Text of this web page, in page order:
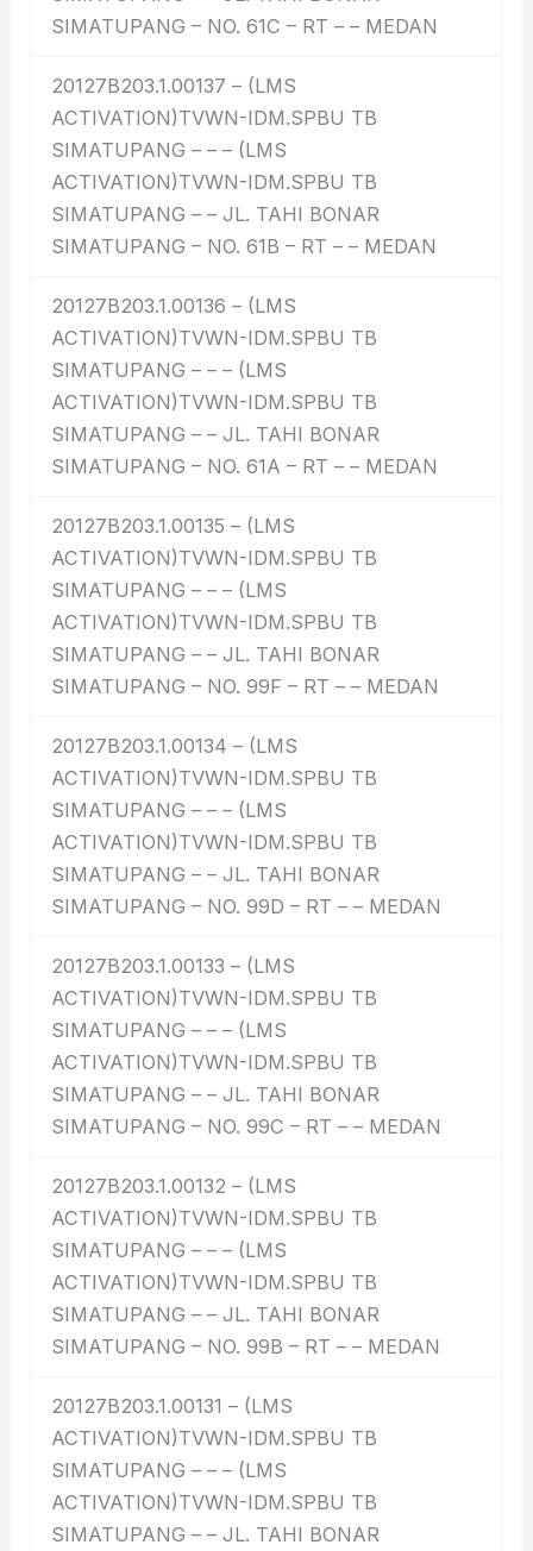
SIMATUPANG – NO. 61C – RT – – MEDAN
20127B203.1.00137 – (LMS
ACTIVATION)TVWN-IDM.SPBU TB
SIMATUPANG – – – (LMS
ACTIVATION)TVWN-IDM.SPBU TB
SIMATUPANG – – JL. TAHI BONAR
SIMATUPANG – NO. 61B – RT – – MEDAN
20127B203.1.00136 – (LMS
ACTIVATION)TVWN-IDM.SPBU TB
SIMATUPANG – – – (LMS
ACTIVATION)TVWN-IDM.SPBU TB
SIMATUPANG – – JL. TAHI BONAR
SIMATUPANG – NO. 61A – RT – – MEDAN
20127B203.1.00135 – (LMS
ACTIVATION)TVWN-IDM.SPBU TB
SIMATUPANG – – – (LMS
ACTIVATION)TVWN-IDM.SPBU TB
SIMATUPANG – – JL. TAHI BONAR
SIMATUPANG – NO. 99F – RT – – MEDAN
20127B203.1.00134 – (LMS
ACTIVATION)TVWN-IDM.SPBU TB
SIMATUPANG – – – (LMS
ACTIVATION)TVWN-IDM.SPBU TB
SIMATUPANG – – JL. TAHI BONAR
SIMATUPANG – NO. 99D – RT – – MEDAN
20127B203.1.00133 – (LMS
ACTIVATION)TVWN-IDM.SPBU TB
SIMATUPANG – – – (LMS
ACTIVATION)TVWN-IDM.SPBU TB
SIMATUPANG – – JL. TAHI BONAR
SIMATUPANG – NO. 99C – RT – – MEDAN
20127B203.1.00132 – (LMS
ACTIVATION)TVWN-IDM.SPBU TB
SIMATUPANG – – – (LMS
ACTIVATION)TVWN-IDM.SPBU TB
SIMATUPANG – – JL. TAHI BONAR
SIMATUPANG – NO. 99B – RT – – MEDAN
20127B203.1.00131 – (LMS
ACTIVATION)TVWN-IDM.SPBU TB
SIMATUPANG – – – (LMS
ACTIVATION)TVWN-IDM.SPBU TB
SIMATUPANG – – JL. TAHI BONAR